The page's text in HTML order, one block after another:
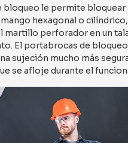
bloqueo le permite bloquear
hexagonal o cilíndrico,
martillo perforador en un
El portabrocas de bloqueo
sujeción mucho más
se afloje durante el